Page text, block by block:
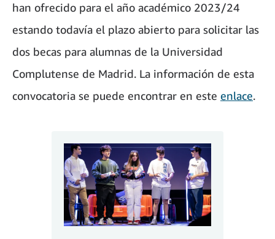
han ofrecido para el año académico 2023/24
estando todavía el plazo abierto para solicitar las
dos becas para alumnas de la Universidad
Complutense de Madrid. La información de esta
convocatoria se puede encontrar en este enlace.